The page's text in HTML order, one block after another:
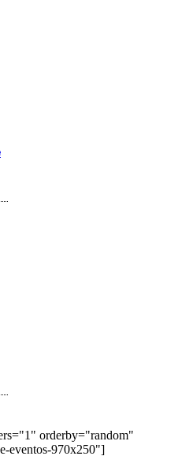
orderby="random"
eventos-970x250"]